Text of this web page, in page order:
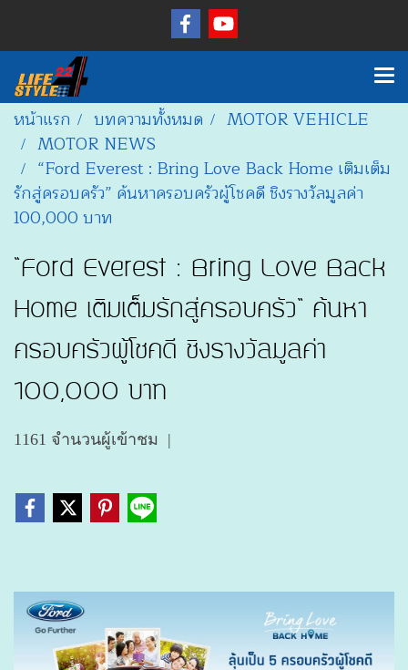
หน้าแรก บทความทั้งหมด
MOTOR VEHICLE
MOTOR NEWS
“Ford Everest : Bring Love Back Home เติมเต็ม
รักสู่ครอบครัว” ค้นหาครอบครัวผู้โชคดี ชิงรางวัลมูลค่า
100,000 บาท
“Ford Everest : Bring Love Back
Home เติมเต็มรักสู่ครอบครัว” ค้นหา
ครอบครัวผู้โชคดี ชิงรางวัลมูลค่า
100,000 บาท
1161 จำนวนผู้เข้าชม |